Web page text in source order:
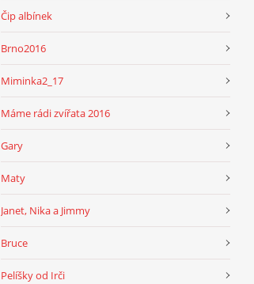
Čip albínek
Brno2016
Miminka2_17
Máme rádi zvířata 2016
Gary
Maty
Janet, Nika a Jimmy
Bruce
Pelíšky od Irči